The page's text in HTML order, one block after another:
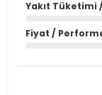
Yakıt Tüketimi
Fiyat /